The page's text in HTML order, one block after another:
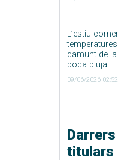
L’estiu
damunt de
poca pluja
09/06/2026 02:52
Darrers
titulars